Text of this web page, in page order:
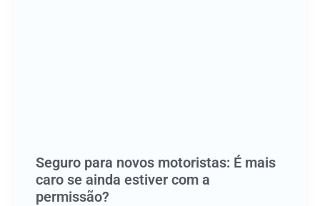
Seguro para novos motoristas: É mais
caro se ainda estiver com a
permissão?